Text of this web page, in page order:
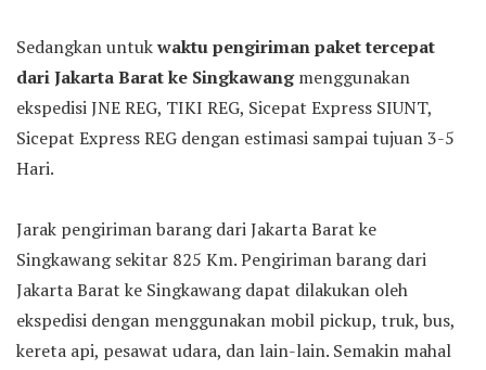
Sedangkan untukwaktu pengiriman paket tercepat
dari Jakarta Barat ke Singkawangmenggunakan
ekspedisi JNE REG, TIKI REG, Sicepat Express SIUNT,
Sicepat Express REG dengan estimasi sampai tujuan 3-5
Hari.
Jarak pengiriman barang dari Jakarta Barat ke
Singkawang sekitar 825 Km. Pengiriman barang dari
Jakarta Barat ke Singkawang dapat dilakukan oleh
ekspedisi dengan menggunakan mobil pickup, truk, bus,
kereta api, pesawat udara, dan lain-lain. Semakin mahal